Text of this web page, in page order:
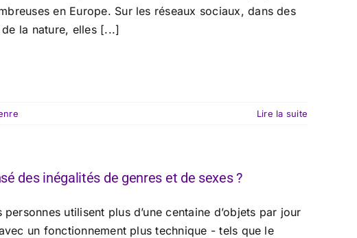
en Europe. Sur les réseaux sociaux, dans des
la nature, elles [...]
Lire la suite
des inégalités de genres et de sexes ?
utilisent plus d’une centaine d’objets par jour
un fonctionnement plus technique - tels que le